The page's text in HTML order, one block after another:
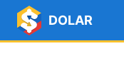
DOLAR